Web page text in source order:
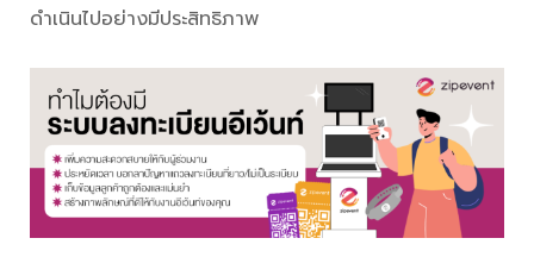
ดำเนินไปอย่างมีประสิทธิภาพ